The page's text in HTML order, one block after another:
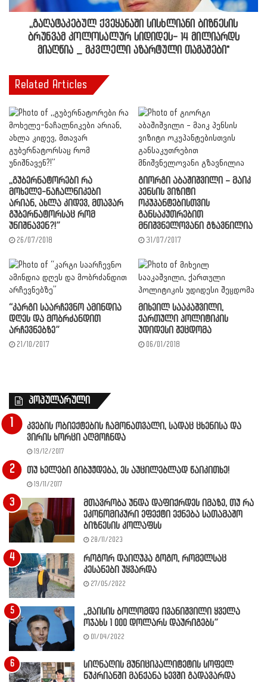
,,გაღატაკებულ ქვეყანაში სისხლიანი ბიზნესის
ბრუნვამ კოლოსალურ სიდიდეს- 14 მილიარდს
მიაღწია _ მკვლელი აზარტული თამაშები"
Related Articles
,,გუბერნატორები რა
მოხელე-ნაჩალნიკები
არიან, ახლა კიდევ, მთავარ
გუბერნატორსაც რომ
უნიშნავენ?!”
26/07/2018
გიორგი აბაშიშვილი – მაიკ
პენსის ვიზიტი
ოკუპანტებისთვის
განსაკუთრებით
მნიშვნელოვანი გზავნილია
31/07/2017
“კარგი საარჩევნო ამინდია
დღეს და მობრძანდით
არჩევნებზე”
21/10/2017
მიხეილ სააკაშვილი,
ქართული პოლიტიკის
უდიდესი შეცდომა
06/01/2018
პოპულარული
კვების ობიექტების ჩამონათვალი, სადაც ცხენისა და
ვირის ხორცი აღმოჩნდა
19/12/2017
თუ ხელები გიბუჟდება, ეს აუცილებლად წაიკითხე!
19/11/2017
მთავრობა უნდა დაფიქრდეს იმაზე, თუ რა
ეკონომიკური ეფექტი ექნება სათამაშო
ბიზნესის კოლაფსს
28/11/2023
როგორ დაიღუპა გოგო, რომელსაც
კესანები უყვარდა
27/05/2022
,,მაისის ბოლომდე ივანიშვილი ყველა
ოჯახს 1 000 დოლარს დაურიგებს”
01/04/2022
სიღნაღის მუნიციპალიტეტის სოფელ
ნუკრიანში მანქანა ხევში გადავარდა